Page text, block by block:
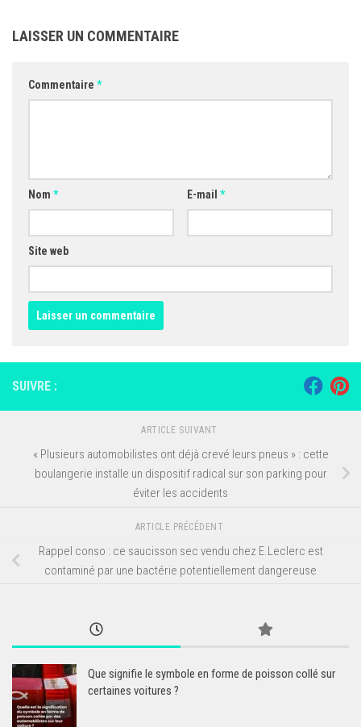
LAISSER UN COMMENTAIRE
Commentaire *
Nom * E-mail *
Site web
SUIVRE :
ARTICLE SUIVANT
« Plusieurs automobilistes ont déjà crevé leurs pneus » : cette
boulangerie installe un dispositif radical sur son parking pour
éviter les accidents
ARTICLE PRÉCÉDENT
Rappel conso : ce saucisson sec vendu chez E.Leclerc est
contaminé par une bactérie potentiellement dangereuse
Que signifie le symbole en forme de poisson collé sur
certaines voitures ?